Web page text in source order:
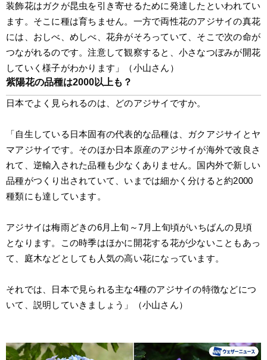
装飾花はガクが昆虫を引き寄せるために発達したといわれてい
ます。そこに種は育ちません。一方で両性花のアジサイの真花
には、おしべ、めしべ、花弁がそろっていて、そこで次の命が
つながれるのです。注意して観察すると、小さなつぼみが開花
していく様子がわかります」（小山さん）
紫陽花の品種は2000以上も？
日本でよく見られるのは、どのアジサイですか。
「自生している日本固有の代表的な品種は、ガクアジサイとヤ
マアジサイです。そのほか日本原産のアジサイが海外で改良さ
れて、逆輸入された品種も少なくありません。国内外で新しい
品種がつくり出されていて、いまでは細かく分けると約2000
種類にも達しています。
アジサイは梅雨どきの6月上旬～7月上旬頃がいちばんの見頃
となります。この時季はほかに開花する花が少ないこともあっ
て、庭木などとしても人気の高い花になっています。
それでは、日本で見られる主な4種のアジサイの特徴などにつ
いて、説明していきましょう」（小山さん）